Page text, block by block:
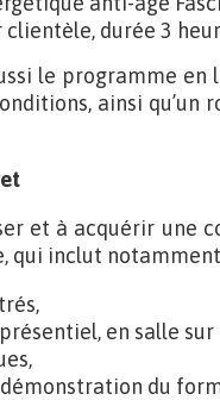
durée 3
le programme en
ainsi qu’un
et à acquérir une
qui inclut
en salle
du